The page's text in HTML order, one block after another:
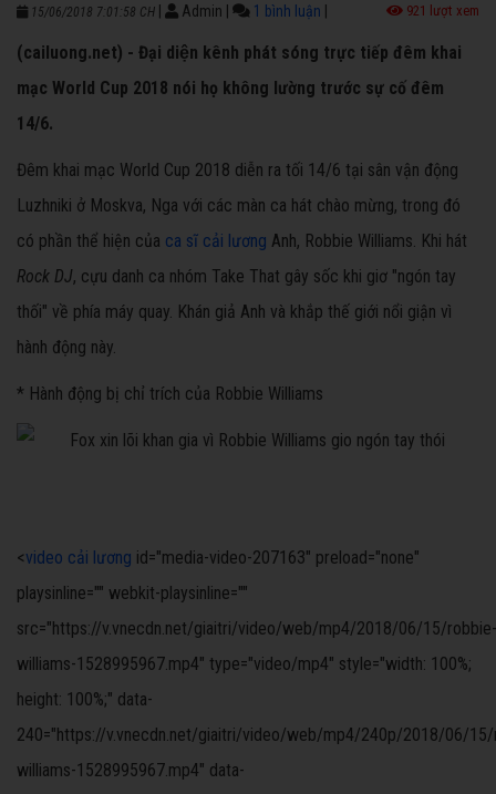
15/06/2018 7:01:58 CH Admin 1 bình luận 921 lượt xem
(cailuong.net) - Đại diện kênh phát sóng trực tiếp đêm khai
mạc World Cup 2018 nói họ không lường trước sự cố đêm
14/6.
Đêm khai mạc World Cup 2018 diễn ra tối 14/6 tại sân vận động
Luzhniki ở Moskva, Nga với các màn ca hát chào mừng, trong đó
có phần thể hiện của ca sĩ cải lương Anh, Robbie Williams. Khi hát
Rock DJ, cựu danh ca nhóm Take That gây sốc khi giơ "ngón tay
thối" về phía máy quay. Khán giả Anh và khắp thế giới nổi giận vì
hành động này.
* Hành động bị chỉ trích của Robbie Williams
<video cải lương id="media-video-207163" preload="none"
playsinline="" webkit-playsinline=""
src="https://v.vnecdn.net/giaitri/video/web/mp4/2018/06/15/robbie-
williams-1528995967.mp4" type="video/mp4" style="width: 100%;
height: 100%;" data-
240="https://v.vnecdn.net/giaitri/video/web/mp4/240p/2018/06/
williams-1528995967.mp4" data-